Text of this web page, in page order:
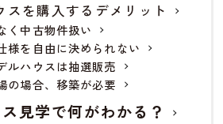
スを購入するデメリット
く中古物件扱い
様を自由に決められない
ルハウスは抽選販売
の場合、移築が必要
見学で何がわかる？